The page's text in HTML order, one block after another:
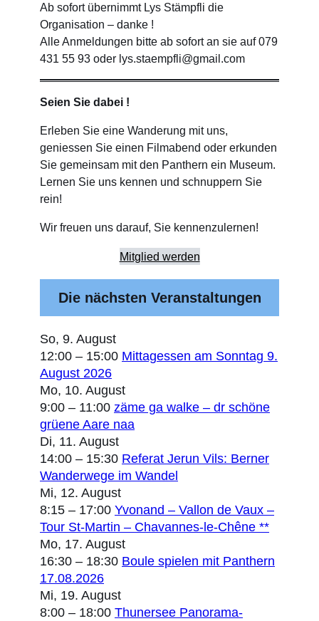
Ab sofort übernimmt Lys Stämpfli die
Organisation – danke !
Alle Anmeldungen bitte ab sofort an sie auf 079
431 55 93 oder lys.staempfli@gmail.com
Seien Sie dabei !
Erleben Sie eine Wanderung mit uns,
geniessen Sie einen Filmabend oder erkunden
Sie gemeinsam mit den Panthern ein Museum.
Lernen Sie uns kennen und schnuppern Sie
rein!
Wir freuen uns darauf, Sie kennenzulernen!
Mitglied werden
Die nächsten Veranstaltungen
So, 9. August
12:00 – 15:00 Mittagessen am Sonntag 9.
August 2026
Mo, 10. August
9:00 – 11:00 zäme ga walke – dr schöne
grüene Aare naa
Di, 11. August
14:00 – 15:30 Referat Jerun Vils: Berner
Wanderwege im Wandel
Mi, 12. August
8:15 – 17:00 Yvonand – Vallon de Vaux –
Tour St-Martin – Chavannes-le-Chêne **
Mo, 17. August
16:30 – 18:30 Boule spielen mit Panthern
17.08.2026
Mi, 19. August
8:00 – 18:00 Thunersee Panorama-